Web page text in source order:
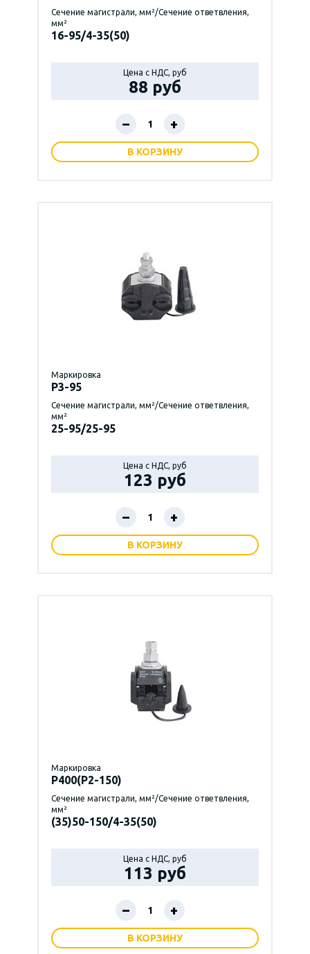
Сечение магистрали, мм²/Сечение ответвления,
мм²
16-95/4-35(50)
Цена с НДС, руб
88 руб
– +
В КОРЗИНУ
Маркировка
P3-95
Сечение магистрали, мм²/Сечение ответвления,
мм²
25-95/25-95
Цена с НДС, руб
123 руб
– +
В КОРЗИНУ
Маркировка
P400(Р2-150)
Сечение магистрали, мм²/Сечение ответвления,
мм²
(35)50-150/4-35(50)
Цена с НДС, руб
113 руб
– +
В КОРЗИНУ